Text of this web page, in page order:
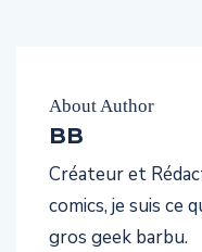
About Author
BB
Créateur et
comics, je suis ce
gros geek barbu.